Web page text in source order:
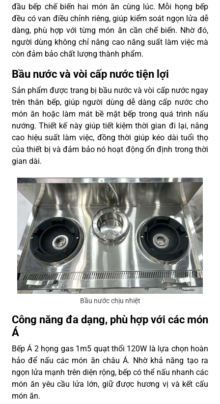
đầu bếp chế biến hai món ăn cùng lúc. Mỗi họng bếp
đều có van điều chỉnh riêng, giúp kiểm soát ngọn lửa dễ
dàng, phù hợp với từng món ăn cần chế biến. Nhờ đó,
người dùng không chỉ nâng cao năng suất làm việc mà
còn đảm bảo chất lượng thành phẩm.
Bầu nước và vòi cấp nước tiện lợi
Sản phẩm được trang bị bầu nước và vòi cấp nước ngay
trên thân bếp, giúp người dùng dễ dàng cấp nước cho
món ăn hoặc làm mát bề mặt bếp trong quá trình nấu
nướng. Thiết kế này giúp tiết kiệm thời gian đi lại, nâng
cao hiệu suất làm việc, đồng thời giúp kéo dài tuổi thọ
của thiết bị và đảm bảo nó hoạt động ổn định trong thời
gian dài.
Bầu nước chịu nhiệt
Công năng đa dạng, phù hợp với các món
Á
Bếp Á 2 họng gas 1m5 quạt thổi 120W là lựa chọn hoàn
hảo để nấu các món ăn châu Á. Nhờ khả năng tạo ra
ngọn lửa mạnh trên diện rộng, bếp có thể nấu nhanh các
món ăn yêu cầu lửa lớn, giữ được hương vị và kết cấu
món ăn.